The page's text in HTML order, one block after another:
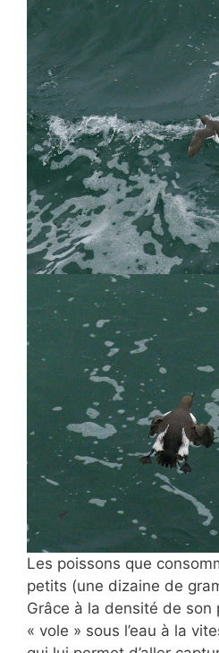
Les poissons que
petits (une dizaine de
Grâce à la densité de son
« vole » sous l’eau à la